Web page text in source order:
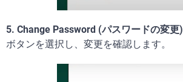
5. Change Password (パスワードの変更)
ボタンを選択し、変更を確認します。